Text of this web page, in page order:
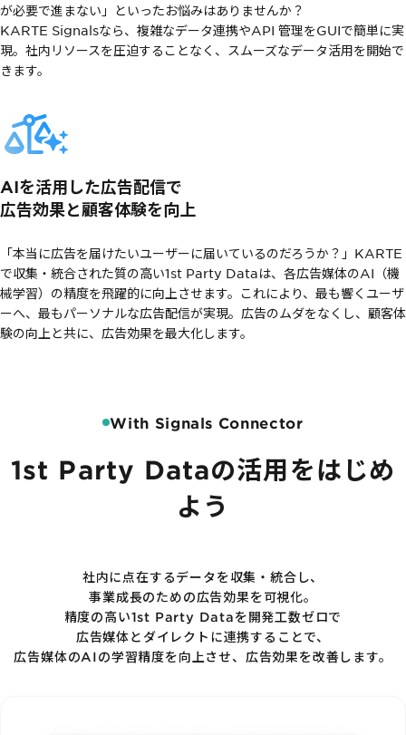
が必要で進まない」といったお悩みはありませんか？
KARTE Signalsなら、複雑なデータ連携やAPI 管理をGUIで簡単に実
現。社内リソースを圧迫することなく、スムーズなデータ活用を開始で
きます。
AIを活用した広告配信で
広告効果と顧客体験を向上
「本当に広告を届けたいユーザーに届いているのだろうか？」KARTE
で収集・統合された質の高い1st Party Dataは、各広告媒体のAI（機
械学習）の精度を飛躍的に向上させます。これにより、最も響くユーザ
ーへ、最もパーソナルな広告配信が実現。広告のムダをなくし、顧客体
験の向上と共に、広告効果を最大化します。
With Signals Connector
1st Party Dataの活用をはじめ
よう
社内に点在するデータを収集・統合し、
事業成長のための広告効果を可視化。
精度の高い1st Party Dataを開発工数ゼロで
広告媒体とダイレクトに連携することで、
広告媒体のAIの学習精度を向上させ、 広告効果を改善します。